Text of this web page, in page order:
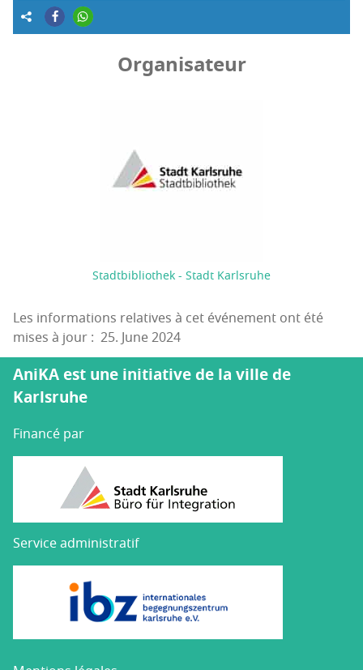
Organisateur
Stadtbibliothek - Stadt Karlsruhe
Les informations relatives à cet événement ont été
mises à jour : 25. June 2024
AniKA est une initiative de la ville de
Karlsruhe
Financé par
Service administratif